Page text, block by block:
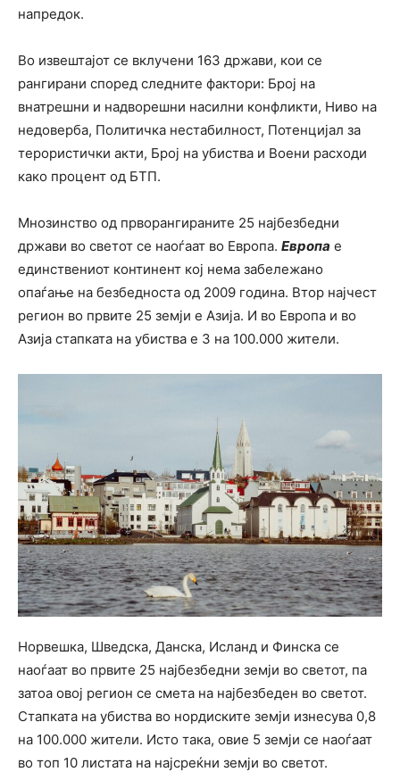
напредок.
Во извештајот се вклучени 163 држави, кои се
рангирани според следните фактори: Број на
внатрешни и надворешни насилни конфликти, Ниво на
недоверба, Политичка нестабилност, Потенцијал за
терористички акти, Број на убиства и Воени расходи
како процент од БТП.
Мнозинство од прворангираните 25 најбезбедни
држави во светот се наоѓаат во Европа. Европа е
единствениот континент кој нема забележано
опаѓање на безбедноста од 2009 година. Втор најчест
регион во првите 25 земји е Азија. И во Европа и во
Азија стапката на убиства е 3 на 100.000 жители.
Норвешка, Шведска, Данска, Исланд и Финска се
наоѓаат во првите 25 најбезбедни земји во светот, па
затоа овој регион се смета на најбезбеден во светот.
Стапката на убиства во нордиските земји изнесува 0,8
на 100.000 жители. Исто така, овие 5 земји се наоѓаат
во топ 10 листата на најсреќни земји во светот.